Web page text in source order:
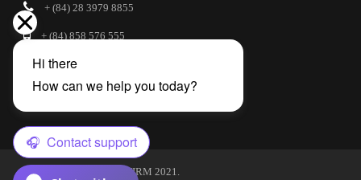
+ (84) 28 3979 8855
+ (84) 858 576 555
info@cbilaw.vn
Hồ sơ công ty
© Copyright CBI LAW FIRM 2021.